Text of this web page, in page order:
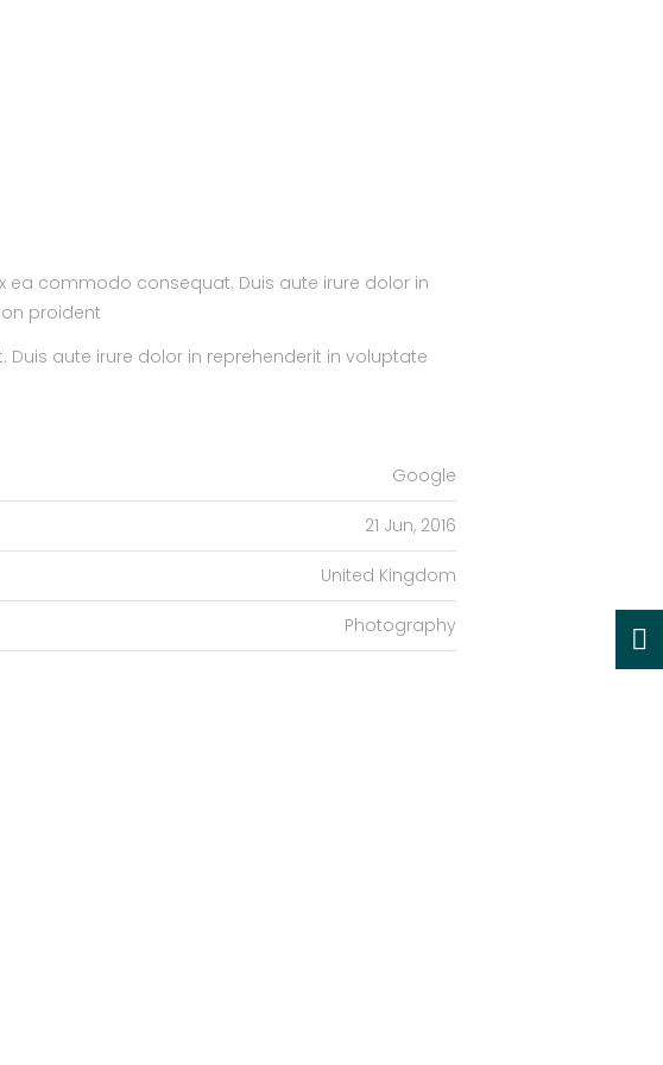
ea commodo consequat. Duis aute irure dolor in
proident
aute irure dolor in reprehenderit in voluptate
Google
21 Jun, 2016
United Kingdom
Photography